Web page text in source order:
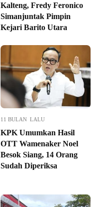
Kalteng, Fredy Feronico
Simanjuntak Pimpin
Kejari Barito Utara
11 BULAN LALU
KPK Umumkan Hasil
OTT Wamenaker Noel
Besok Siang, 14 Orang
Sudah Diperiksa